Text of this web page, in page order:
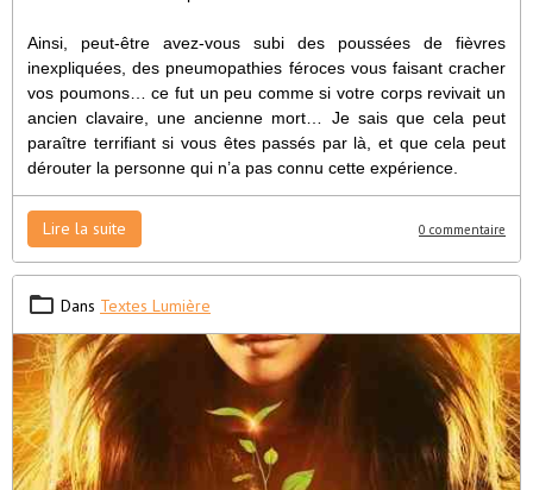
Ainsi, peut-être avez-vous subi des poussées de fièvres
inexpliquées, des pneumopathies féroces vous faisant cracher
vos poumons… ce fut un peu comme si votre corps revivait un
ancien clavaire, une ancienne mort… Je sais que cela peut
paraître terrifiant si vous êtes passés par là, et que cela peut
dérouter la personne qui n’a pas connu cette expérience.
Lire la suite 0 commentaire
Dans Textes Lumière